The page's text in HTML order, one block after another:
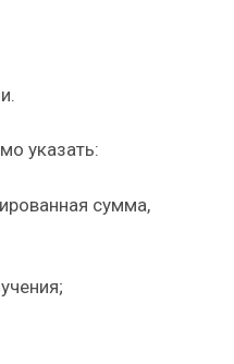
указать:
сумма,